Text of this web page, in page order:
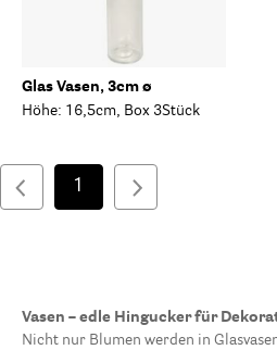
Glas Vasen, 3cm ø
Höhe: 16,5cm, Box 3Stück
1
Vasen – edle Hingucker für
Nicht nur Blumen werden in